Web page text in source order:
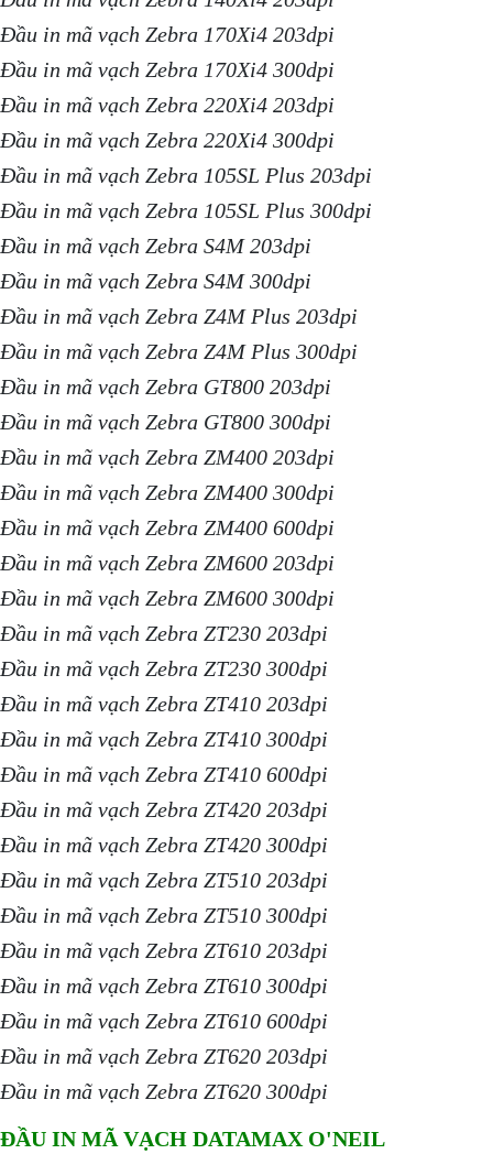
Đầu in mã vạch Zebra 170Xi4 203dpi
Đầu in mã vạch Zebra 170Xi4 300dpi
Đầu in mã vạch Zebra 220Xi4 203dpi
Đầu in mã vạch Zebra 220Xi4 300dpi
Đầu in mã vạch Zebra 105SL Plus 203dpi
Đầu in mã vạch Zebra 105SL Plus 300dpi
Đầu in mã vạch Zebra S4M 203dpi
Đầu in mã vạch Zebra S4M 300dpi
Đầu in mã vạch Zebra Z4M Plus 203dpi
Đầu in mã vạch Zebra Z4M Plus 300dpi
Đầu in mã vạch Zebra GT800 203dpi
Đầu in mã vạch Zebra GT800 300dpi
Đầu in mã vạch Zebra ZM400 203dpi
Đầu in mã vạch Zebra ZM400 300dpi
Đầu in mã vạch Zebra ZM400 600dpi
Đầu in mã vạch Zebra ZM600 203dpi
Đầu in mã vạch Zebra ZM600 300dpi
Đầu in mã vạch Zebra ZT230 203dpi
Đầu in mã vạch Zebra ZT230 300dpi
Đầu in mã vạch Zebra ZT410 203dpi
Đầu in mã vạch Zebra ZT410 300dpi
Đầu in mã vạch Zebra ZT410 600dpi
Đầu in mã vạch Zebra ZT420 203dpi
Đầu in mã vạch Zebra ZT420 300dpi
Đầu in mã vạch Zebra ZT510 203dpi
Đầu in mã vạch Zebra ZT510 300dpi
Đầu in mã vạch Zebra ZT610 203dpi
Đầu in mã vạch Zebra ZT610 300dpi
Đầu in mã vạch Zebra ZT610 600dpi
Đầu in mã vạch Zebra ZT620 203dpi
Đầu in mã vạch Zebra ZT620 300dpi
ĐẦU IN MÃ VẠCH DATAMAX O'NEIL